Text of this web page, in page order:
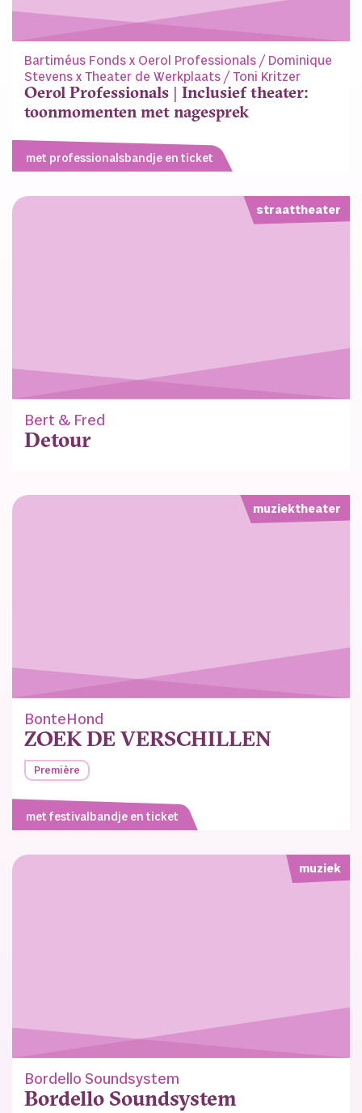
Bartiméus Fonds x Oerol Professionals / Dominique
Stevens x Theater de Werkplaats / Toni Kritzer
Oerol Professionals | Inclusief theater:
toonmomenten met nagesprek
met professionalsbandje en ticket
straattheater
Bert & Fred
Detour
muziektheater
BonteHond
ZOEK DE VERSCHILLEN
Première
met festivalbandje en ticket
muziek
Bordello Soundsystem
Bordello Soundsystem